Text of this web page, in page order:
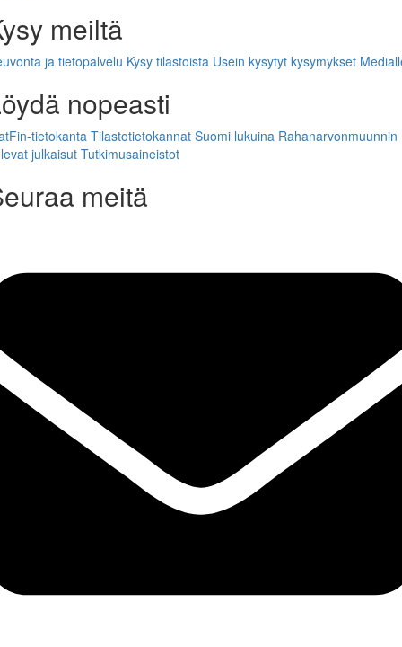
meiltä
ja tietopalvelu Kysy tilastoista Usein kysytyt kysymykset
nopeasti
tietokanta Tilastotietokannat Suomi lukuina Rahanarvonmuunnin
julkaisut Tutkimusaineistot
meitä